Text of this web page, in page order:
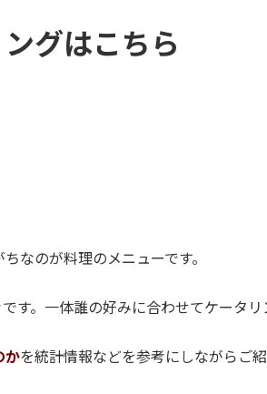
グはこちら
なのが料理のメニューです。
。一体誰の好みに合わせてケータ
かを統計情報などを参考にしながらご紹